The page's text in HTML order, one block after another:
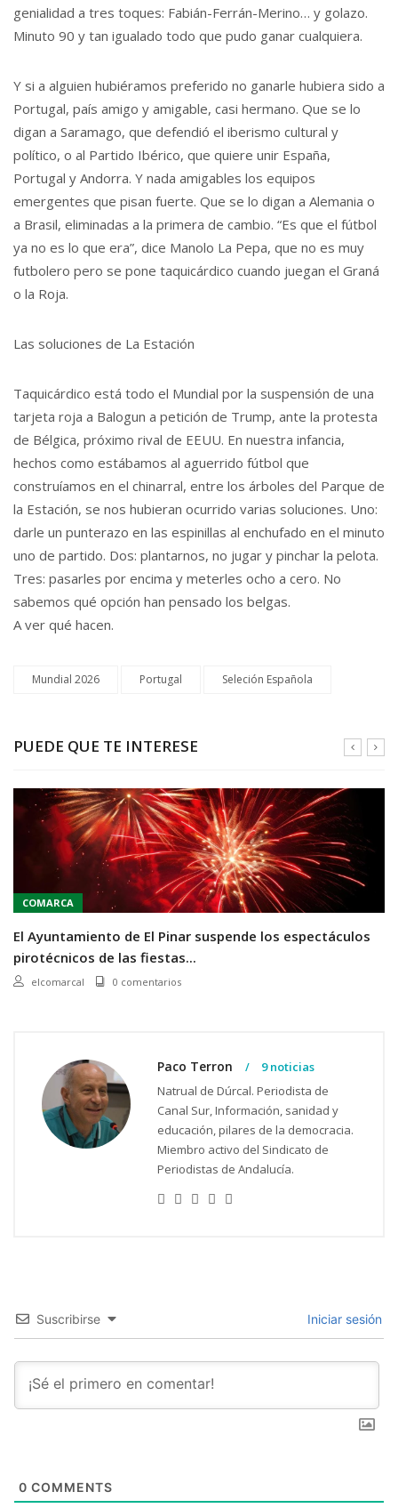
genialidad a tres toques: Fabián-Ferrán-Merino… y golazo.
Minuto 90 y tan igualado todo que pudo ganar cualquiera.
Y si a alguien hubiéramos preferido no ganarle hubiera sido a
Portugal, país amigo y amigable, casi hermano. Que se lo
digan a Saramago, que defendió el iberismo cultural y
político, o al Partido Ibérico, que quiere unir España,
Portugal y Andorra. Y nada amigables los equipos
emergentes que pisan fuerte. Que se lo digan a Alemania o
a Brasil, eliminadas a la primera de cambio. “Es que el fútbol
ya no es lo que era”, dice Manolo La Pepa, que no es muy
futbolero pero se pone taquicárdico cuando juegan el Graná
o la Roja.
Las soluciones de La Estación
Taquicárdico está todo el Mundial por la suspensión de una
tarjeta roja a Balogun a petición de Trump, ante la protesta
de Bélgica, próximo rival de EEUU. En nuestra infancia,
hechos como estábamos al aguerrido fútbol que
construíamos en el chinarral, entre los árboles del Parque de
la Estación, se nos hubieran ocurrido varias soluciones. Uno:
darle un punterazo en las espinillas al enchufado en el minuto
uno de partido. Dos: plantarnos, no jugar y pinchar la pelota.
Tres: pasarles por encima y meterles ocho a cero. No
sabemos qué opción han pensado los belgas.
A ver qué hacen.
Mundial 2026 Portugal Seleción Española
PUEDE QUE TE INTERESE
COMARCA
El Ayuntamiento de El Pinar suspende los espectáculos
pirotécnicos de las fiestas...
elcomarcal 0 comentarios
Paco Terron
9 noticias
Natrual de Dúrcal. Periodista de
Canal Sur, Información, sanidad y
educación, pilares de la democracia.
Miembro activo del Sindicato de
Periodistas de Andalucía.
Suscribirse Iniciar sesión
0 COMMENTS